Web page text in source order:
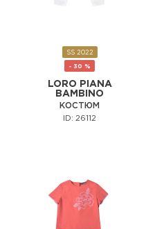
SS 2022
- 30 %
LORO PIANA
BAMBINO
КОСТЮМ
ID: 26112